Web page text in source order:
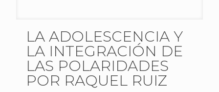
LA ADOLESCENCIA Y
LA INTEGRACIÓN DE
LAS POLARIDADES
POR RAQUEL RUIZ